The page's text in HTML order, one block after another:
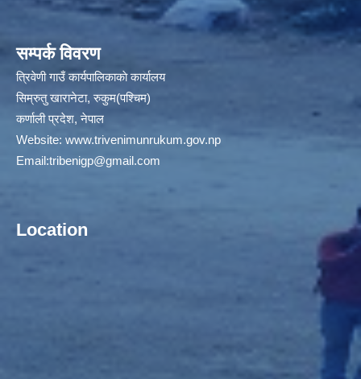
सम्पर्क विवरण
त्रिवेणी गाउँ कार्यपालिकाकाे कार्यालय
सिम्रुतु खारानेटा, रुकुम(पश्‍चिम)
कर्णाली प्रदेश, नेपाल
Website: www.trivenimunrukum.gov.np
Email:tribenigp@gmail.com
Location